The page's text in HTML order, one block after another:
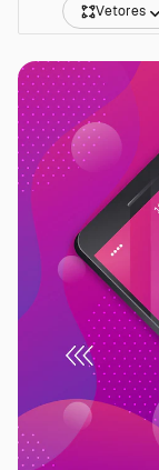
Vetores